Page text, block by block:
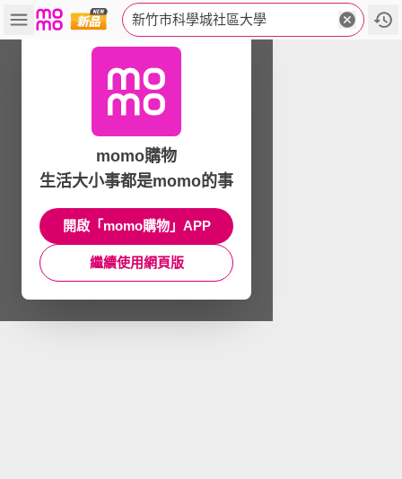
新竹市科學城社區大學
momo購物
生活大小事都是momo的事
開啟「momo購物」APP
繼續使用網頁版